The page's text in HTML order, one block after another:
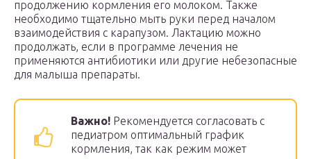
продолжению кормления его молоком. Также
необходимо тщательно мыть руки перед началом
взаимодействия с карапузом. Лактацию можно
продолжать, если в программе лечения не
применяются антибиотики или другие небезопасные
для малыша препараты.
Важно! Рекомендуется согласовать с
педиатром оптимальный график
кормления, так как режим может